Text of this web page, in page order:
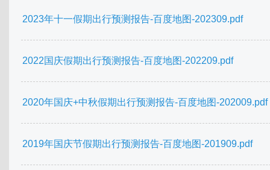
2023年十一假期出行预测报告-百度地图-202309.pdf
2022国庆假期出行预测报告-百度地图-202209.pdf
2020年国庆+中秋假期出行预测报告-百度地图-202009.pdf
2019年国庆节假期出行预测报告-百度地图-201909.pdf